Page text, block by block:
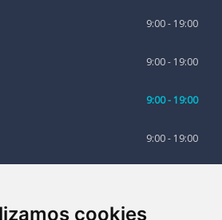
cookies
9:00 - 19:00
9:00 - 19:00
9:00 - 19:00
9:00 - 19:00
13:00 - 15:00